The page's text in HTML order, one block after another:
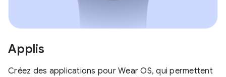
Applis
Créez des applications pour Wear OS, qui permettent